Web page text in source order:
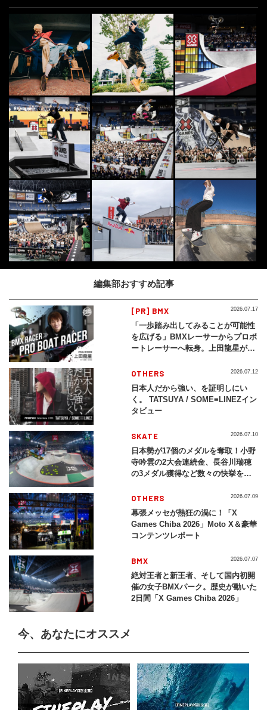
編集部おすすめ記事
[PR] BMX
「一歩踏み出してみることが可能性
を広げる」BMXレーサーからプロボ
ートレーサーへ転身。上田龍星が体
2026.07.17
OTHERS
日本人だから強い、を証明しにい
く。 TATSUYA / SOME≡LINEZイン
タビュー
2026.07.12
SKATE
日本勢が17個のメダルを奪取！小野
寺吟雲の2大会連続金、長谷川瑞穂
の3メダル獲得など数々の快挙をプ
2026」
2026.07.10
OTHERS
幕張メッセが熱狂の渦に！「X
Games Chiba 2026」Moto X＆豪華
コンテンツレポート
2026.07.09
BMX
絶対王者と新王者、そして国内初開
催の女子BMXパーク。歴史が動いた
2日間「X Games Chiba 2026」
2026.07.07
今、あなたにオススメ